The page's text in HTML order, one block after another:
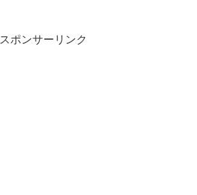
スポンサーリンク